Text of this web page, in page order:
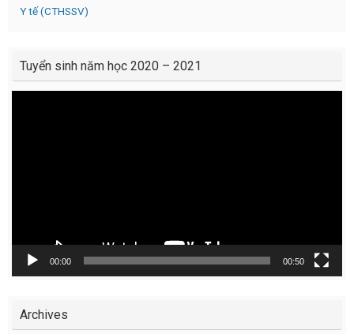
Y tế (CTHSSV)
Tuyển sinh năm học 2020 – 2021
00:00 00:50
Archives